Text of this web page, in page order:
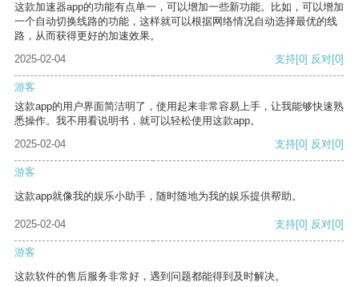
这款加速器app的功能有点单一，可以增加一些新功能。比如，可以增加
一个自动切换线路的功能，这样就可以根据网络情况自动选择最优的线
路，从而获得更好的加速效果。
2025-02-04
支持[0] 反对[0]
游客
这款app的用户界面简洁明了，使用起来非常容易上手，让我能够快速熟
悉操作。我不用看说明书，就可以轻松使用这款app。
2025-02-04
支持[0] 反对[0]
游客
这款app就像我的娱乐小助手，随时随地为我的娱乐提供帮助。
2025-02-04 支持[0] 反对[0]
游客
这款软件的售后服务非常好，遇到问题都能得到及时解决。